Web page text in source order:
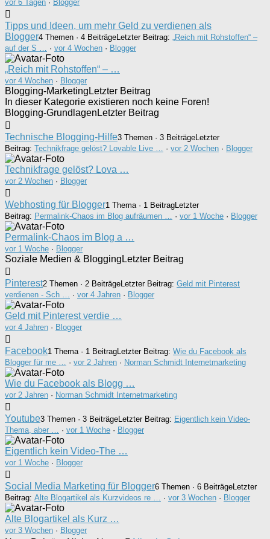
vor 6 Tagen · Blogger
Tipps und Ideen, um mehr Geld zu verdienen als
Blogger4 Themen · 4 BeiträgeLetzter Beitrag:
„Reich mit Rohstoffen“ –
auf der S …
· vor 4 Wochen · Blogger
„Reich mit Rohstoffen“ – …
vor 4 Wochen · Blogger
Blogging-Marketing Letzter Beitrag
In dieser Kategorie existieren noch keine Foren!
Blogging-Grundlagen Letzter Beitrag
Technische Blogging-Hilfe3 Themen · 3 BeiträgeLetzter
Beitrag: Technikfrage gelöst? Lovable Live … · vor 2 Wochen · Blogger
Technikfrage gelöst? Lova …
vor 2 Wochen · Blogger
Webhosting für Blogger1 Thema · 1 BeitragLetzter
Beitrag: Permalink-Chaos im Blog aufräumen … · vor 1 Woche · Blogger
Permalink-Chaos im Blog a …
vor 1 Woche · Blogger
Soziale Medien & Blogging Letzter Beitrag
Pinterest2 Themen · 2 BeiträgeLetzter Beitrag: Geld mit Pinterest
verdienen - Sch …
· vor 4 Jahren · Blogger
Geld mit Pinterest verdie …
vor 4 Jahren · Blogger
Facebook1 Thema · 1 BeitragLetzter Beitrag: Wie du Facebook als
Blogger für me …
· vor 2 Jahren · Norman Schmidt Internetmarketing
Wie du Facebook als Blogg …
vor 2 Jahren · Norman Schmidt Internetmarketing
Youtube3 Themen · 3 BeiträgeLetzter Beitrag: Eigentlich kein Video-
Thema, aber …
· vor 1 Woche · Blogger
Eigentlich kein Video-The …
vor 1 Woche · Blogger
Social Media Marketing für Blogger6 Themen · 6 BeiträgeLetzter
Beitrag: Alte Blogartikel als Kurzvideos re … · vor 3 Wochen · Blogger
Alte Blogartikel als Kurz …
vor 3 Wochen · Blogger